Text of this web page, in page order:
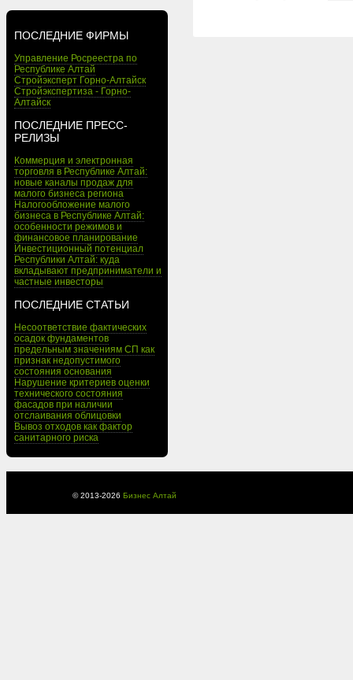
ПОСЛЕДНИЕ ФИРМЫ
Управление Росреестра по
Республике Алтай
Стройэксперт Горно-Алтайск
Стройэкспертиза - Горно-
Алтайск
ПОСЛЕДНИЕ ПРЕСС-
РЕЛИЗЫ
Коммерция и электронная
торговля в Республике Алтай:
новые каналы продаж для
малого бизнеса региона
Налогообложение малого
бизнеса в Республике Алтай:
особенности режимов и
финансовое планирование
Инвестиционный потенциал
Республики Алтай: куда
вкладывают предприниматели и
частные инвесторы
ПОСЛЕДНИЕ СТАТЬИ
Несоответствие фактических
осадок фундаментов
предельным значениям СП как
признак недопустимого
состояния основания
Нарушение критериев оценки
технического состояния
фасадов при наличии
отслаивания облицовки
Вывоз отходов как фактор
санитарного риска
© 2013-2026 Бизнес Алтай